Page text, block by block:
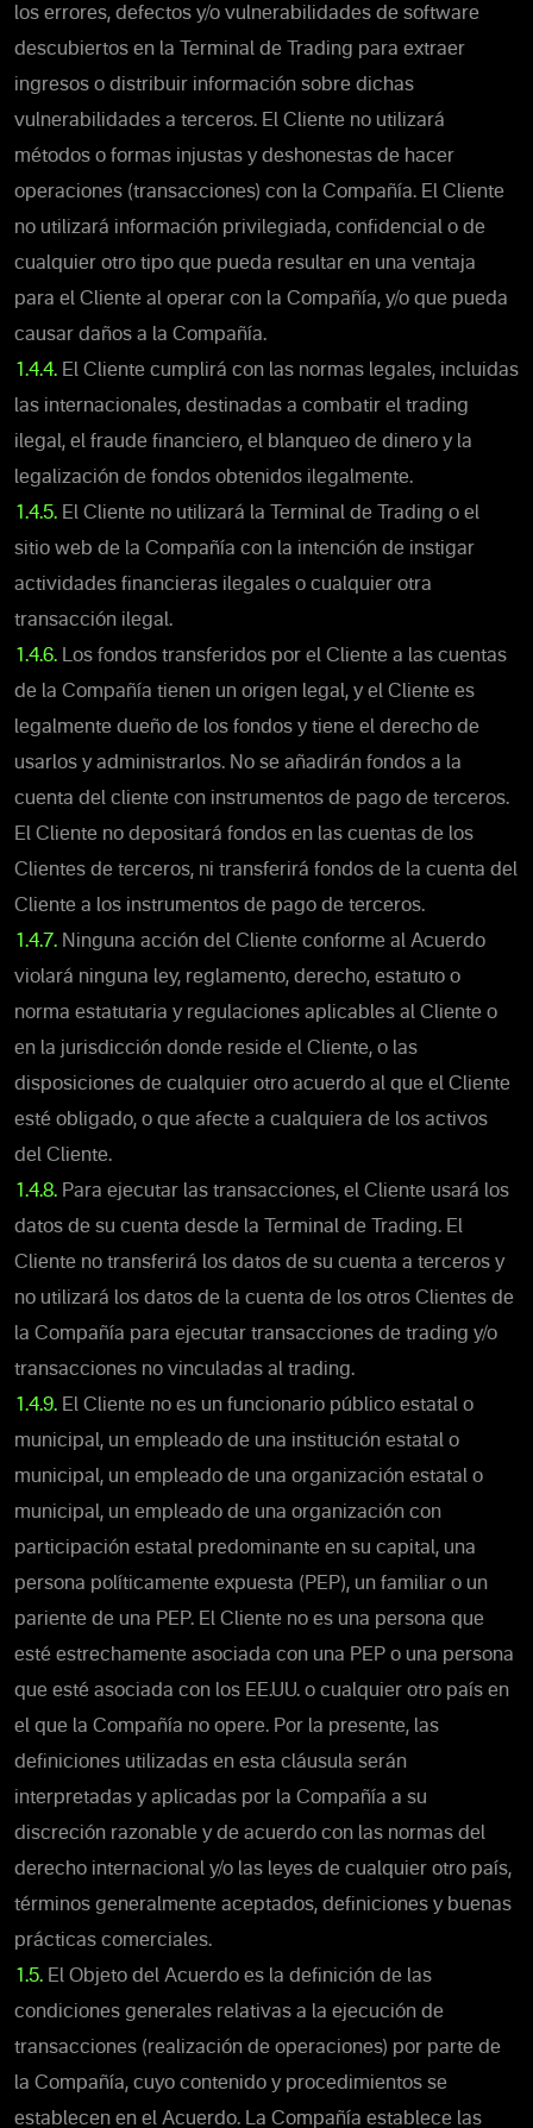
los errores, defectos y/o vulnerabilidades de software
descubiertos en la Terminal de Trading para extraer
ingresos o distribuir información sobre dichas
vulnerabilidades a terceros. El Cliente no utilizará
métodos o formas injustas y deshonestas de hacer
operaciones (transacciones) con la Compañía. El Cliente
no utilizará información privilegiada, confidencial o de
cualquier otro tipo que pueda resultar en una ventaja
para el Cliente al operar con la Compañía, y/o que pueda
causar daños a la Compañía.
1.4.4. El Cliente cumplirá con las normas legales, incluidas
las internacionales, destinadas a combatir el trading
ilegal, el fraude financiero, el blanqueo de dinero y la
legalización de fondos obtenidos ilegalmente.
1.4.5. El Cliente no utilizará la Terminal de Trading o el
sitio web de la Compañía con la intención de instigar
actividades financieras ilegales o cualquier otra
transacción ilegal.
1.4.6. Los fondos transferidos por el Cliente a las cuentas
de la Compañía tienen un origen legal, y el Cliente es
legalmente dueño de los fondos y tiene el derecho de
usarlos y administrarlos. No se añadirán fondos a la
cuenta del cliente con instrumentos de pago de terceros.
El Cliente no depositará fondos en las cuentas de los
Clientes de terceros, ni transferirá fondos de la cuenta del
Cliente a los instrumentos de pago de terceros.
1.4.7. Ninguna acción del Cliente conforme al Acuerdo
violará ninguna ley, reglamento, derecho, estatuto o
norma estatutaria y regulaciones aplicables al Cliente o
en la jurisdicción donde reside el Cliente, o las
disposiciones de cualquier otro acuerdo al que el Cliente
esté obligado, o que afecte a cualquiera de los activos
del Cliente.
1.4.8. Para ejecutar las transacciones, el Cliente usará los
datos de su cuenta desde la Terminal de Trading. El
Cliente no transferirá los datos de su cuenta a terceros y
no utilizará los datos de la cuenta de los otros Clientes de
la Compañía para ejecutar transacciones de trading y/o
transacciones no vinculadas al trading.
1.4.9. El Cliente no es un funcionario público estatal o
municipal, un empleado de una institución estatal o
municipal, un empleado de una organización estatal o
municipal, un empleado de una organización con
participación estatal predominante en su capital, una
persona políticamente expuesta (PEP), un familiar o un
pariente de una PEP. El Cliente no es una persona que
esté estrechamente asociada con una PEP o una persona
que esté asociada con los EE.UU. o cualquier otro país en
el que la Compañía no opere. Por la presente, las
definiciones utilizadas en esta cláusula serán
interpretadas y aplicadas por la Compañía a su
discreción razonable y de acuerdo con las normas del
derecho internacional y/o las leyes de cualquier otro país,
términos generalmente aceptados, definiciones y buenas
prácticas comerciales.
1.5. El Objeto del Acuerdo es la definición de las
condiciones generales relativas a la ejecución de
transacciones (realización de operaciones) por parte de
la Compañía, cuyo contenido y procedimientos se
establecen en el Acuerdo. La Compañía establece las